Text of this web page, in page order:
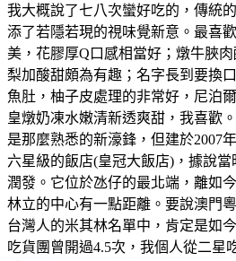
我大概說了七八次蠻好吃的，傳統
添了若隱若現的視味覺新意。最喜
美，花膠厚Q口感相當好；燉牛脥
梨加酸甜頗為有趣；名字長到要換
魚肚，柚子皮處理的非常好，尼泊
皇燉奶凍水嫩清新透爽甜，我喜歡
是那麼熟悉的新濠鋒，但建於2007
六星級的飯店(皇冠大飯店)，據說
潤發。它位於氹仔的最北端，離如
林立的中心有一點距離。要說澳門
台灣人的米其林名單中，肯定是如
吃貨團曾開過4.5次，我個人從二星